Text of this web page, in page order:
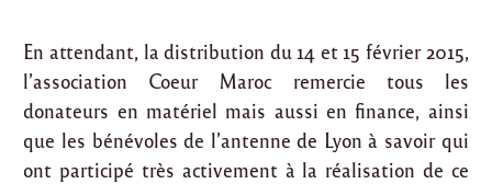
En attendant, la distribution du 14 et 15 février 2015,
l’association Coeur Maroc remercie tous les
donateurs en matériel mais aussi en finance, ainsi
que les bénévoles de l’antenne de Lyon à savoir qui
ont participé très activement à la réalisation de ce